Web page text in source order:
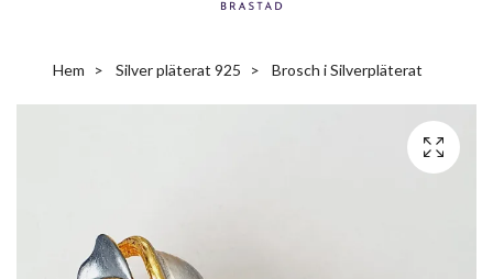
Hem Silver pläterat 925 Brosch i Silverpläterat